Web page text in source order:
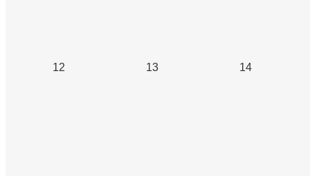
12 13 14